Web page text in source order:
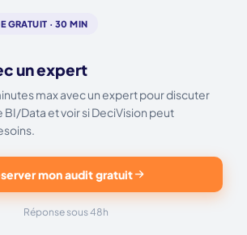
GRATUIT · 30 MIN
un expert
max avec un expert pour discuter
Data et voir si DeciVision peut
mon audit gratuit
Réponse sous 48h